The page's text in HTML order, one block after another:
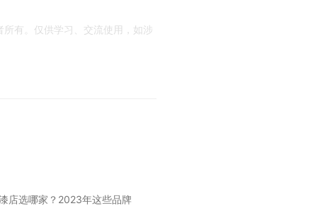
有。仅供学习、交流使用，如涉
店选哪家？2023年这些品牌